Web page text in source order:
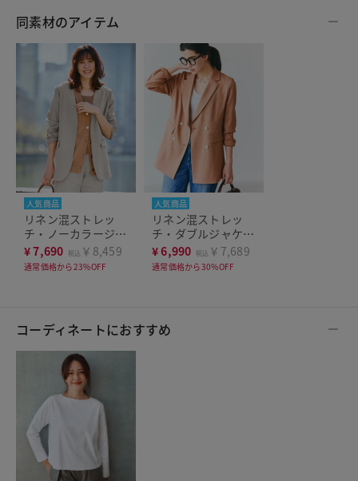
同素材のアイテム
人気商品
リネン混ストレッ
チ・ノーカラージャ
ケット
¥7,690 税込 ￥8,459
通常価格から23%OFF
人気商品
リネン混ストレッ
チ・ダブルジャケッ
ト
¥6,990 税込 ￥7,689
通常価格から30%OFF
コーディネートにおすすめ